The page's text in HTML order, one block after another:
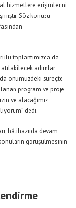
hizmetlere erişimlerini
Söz konusu
toplantımızda da
adımlar
önümüzdeki süreçte
program ve proje
ve alacağımız
dedi.
hâlihazırda devam
görüşülmesinin